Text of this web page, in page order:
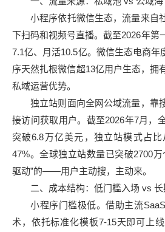
小程序依托微信生态，流量来自
下扫码和视频号直播。截至2026年第
7.1亿、月活10.5亿。微信生态电商年
序天然扎根微信超13亿用户生态，拥
私域运营优势。
独立站则面向全网公域流量，靠
接访问获取用户。截至2026年7月，
突破6.8万亿美元，独立站模式占比
47%。全球独立站数量已突破2700
驱动”的——用户主动搜，主动来。
二、成本结构：低门槛入场 vs
小程序门槛极低。借助主流
术，依托标准化模板7-15天即可上